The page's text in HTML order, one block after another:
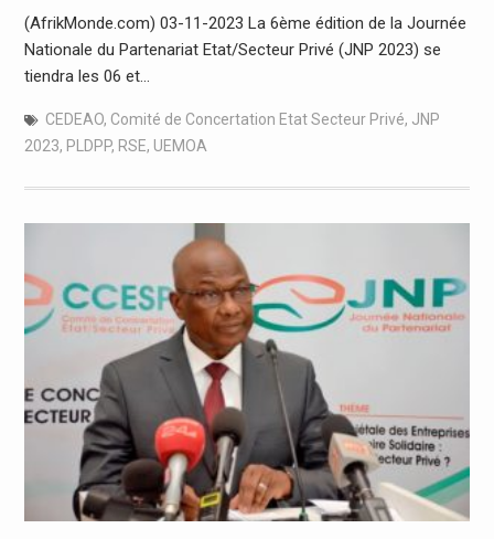
(AfrikMonde.com) 03-11-2023 La 6ème édition de la Journée
Nationale du Partenariat Etat/Secteur Privé (JNP 2023) se
tiendra les 06 et…
CEDEAO, Comité de Concertation Etat Secteur Privé, JNP
2023, PLDPP, RSE, UEMOA